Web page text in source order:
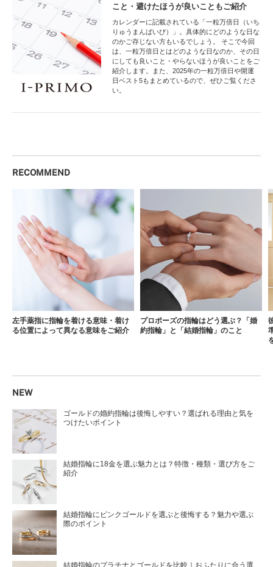
こと・避けたほうが良いこともご紹介
カレンダーに記載されている「一粒万倍日（いち
りゅうまんばいび）」。具体的にどのような日な
のかご存じない方もいるでしょう。 そこで今回
は、一粒万倍日とはどのような日なのか、その日
にしても良いこと・やらないほうが良いことをご
紹介します。また、2025年の一粒万倍日や開運
日ベスト5もまとめているので、ぜひご覧くださ
い。
RECOMMEND
左手薬指に指輪を着ける意味・着け
る位置によって異なる意味をご紹介
プロポーズの指輪はどう選ぶ？「婚
約指輪」と「結婚指輪」のこと
NEW
ゴールドの婚約指輪は後悔しやすい？選ばれる理由と気を
つけたいポイント
結婚指輪に18金を選ぶ魅力とは？特徴・種類・選び方をご
紹介
結婚指輪にピンクゴールドを選ぶと後悔する？魅力や選ぶ
際のポイント
結婚指輪のプラチナとゴールドを比較｜おふたりに合う選